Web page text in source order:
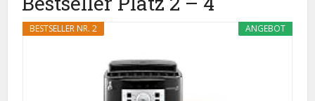
ANGEBOT
BESTSELLER NR. 2